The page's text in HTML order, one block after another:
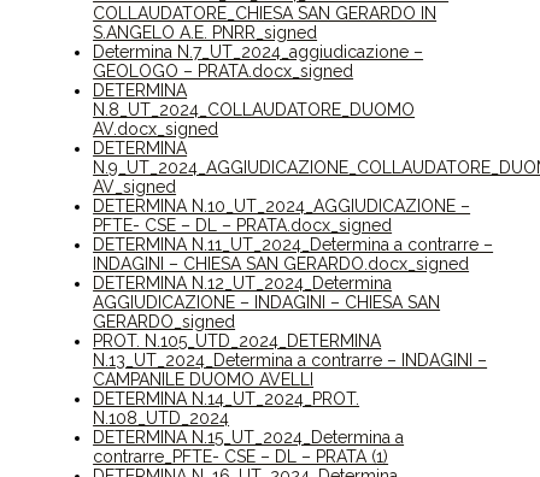
COLLAUDATORE_CHIESA SAN GERARDO IN
S.ANGELO A.E. PNRR_signed
Determina N.7_UT_2024_aggiudicazione –
GEOLOGO – PRATA.docx_signed
DETERMINA
N.8_UT_2024_COLLAUDATORE_DUOMO
AV.docx_signed
DETERMINA
AV_signed
DETERMINA N.10_UT_2024_AGGIUDICAZIONE –
PFTE- CSE – DL – PRATA.docx_signed
DETERMINA N.11_UT_2024_Determina a contrarre –
INDAGINI – CHIESA SAN GERARDO.docx_signed
DETERMINA N.12_UT_2024_Determina
AGGIUDICAZIONE – INDAGINI – CHIESA SAN
GERARDO_signed
PROT. N.105_UTD_2024_DETERMINA
N.13_UT_2024_Determina a contrarre – INDAGINI –
CAMPANILE DUOMO AVELLI
DETERMINA N.14_UT_2024_PROT.
N.108_UTD_2024
DETERMINA N.15_UT_2024_Determina a
contrarre_PFTE- CSE – DL – PRATA (1)